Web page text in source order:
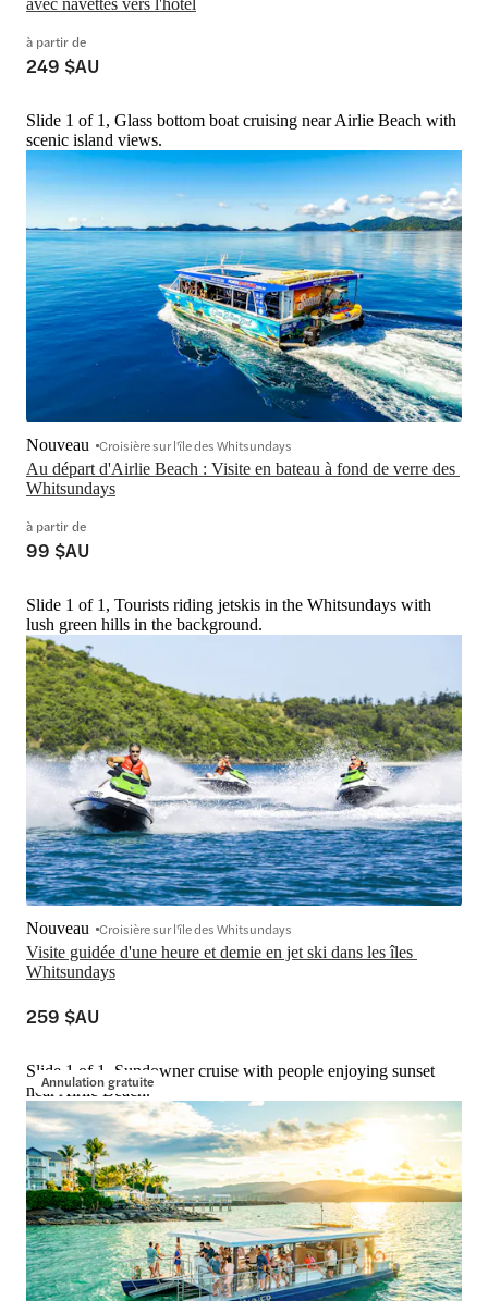
avec navettes vers l'hôtel
à partir de
249 $AU
Slide 1 of 1, Glass bottom boat cruising near Airlie Beach with
scenic island views.
Au départ d'Airlie Beach : Visite en bateau à fond de verre des
Whitsundays
Nouveau Croisière sur l'île des Whitsundays
à partir de
99 $AU
Slide 1 of 1, Tourists riding jetskis in the Whitsundays with
lush green hills in the background.
Visite guidée d'une heure et demie en jet ski dans les îles
Whitsundays
Nouveau Croisière sur l'île des Whitsundays
259 $AU
Annulation gratuite
Slide 1 of 1, Sundowner cruise with people enjoying sunset
near Airlie Beach.